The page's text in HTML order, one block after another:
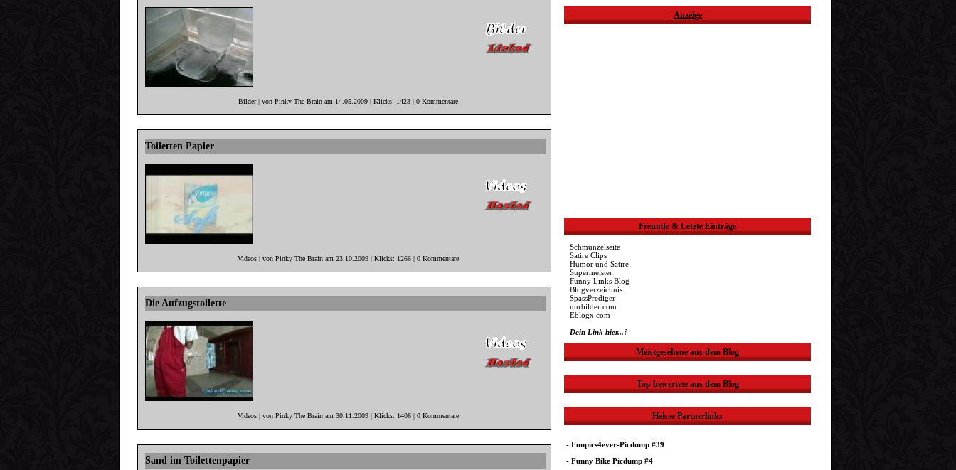
Bilder | von Pinky The Brain am 14.05.2009 | Klicks: 1423 | 0 Kommentare
Toiletten Papier
Videos | von Pinky The Brain am 23.10.2009 | Klicks: 1266 | 0 Kommentare
Die Aufzugstoilette
Videos | von Pinky The Brain am 30.11.2009 | Klicks: 1406 | 0 Kommentare
Sand im Toilettenpapier
Anzeige
Freunde & Letzte Einträge
Schmunzelseite
Satire Clips
Humor und Satire
Supermeister
Funny Links Blog
Blogverzeichnis
SpassPrediger
nurbilder com
Eblogx com
Dein Link hier...?
Meistgesehene aus dem Blog
Top bewertete aus dem Blog
Heisse Partnerlinks
-Funpics4ever-Picdump #39
-Funny Bike Picdump #4